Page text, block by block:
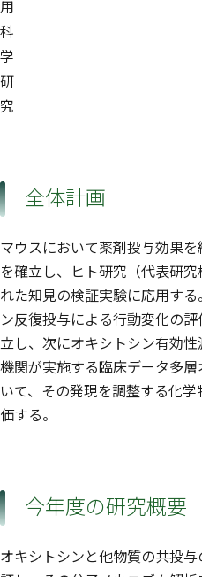
用
科
学
研
究
全体計画
マウスにおいて薬剤投与効果
を確立し、ヒト研究（代表研
れた知見の検証実験に応用す
ン反復投与による行動変化の
立し、次にオキシトシン有効
機関が実施する臨床データ多
いて、その発現を調整する化
価する。
今年度の研究概要
オキシトシンと他物質の共投